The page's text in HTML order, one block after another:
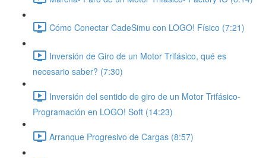
Cómo Conectar CadeSimu con LOGO! Físico (7:21)
Inversión de Giro de un Motor Trifásico, qué es
necesario saber? (7:30)
Inversión del sentido de giro de un Motor Trifásico-
Programación en LOGO! Soft (14:23)
Arranque Progresivo de Cargas (8:57)